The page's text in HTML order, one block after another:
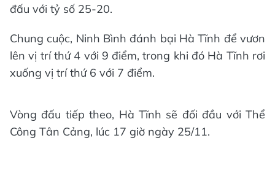
đấu với tỷ số 25-20.
Chung cuộc, Ninh Bình đánh bại Hà Tĩnh để vươn
lên vị trí thứ 4 với 9 điểm, trong khi đó Hà Tĩnh rơi
xuống vị trí thứ 6 với 7 điểm.
Vòng đấu tiếp theo, Hà Tĩnh sẽ đối đầu với Thể
Công Tân Cảng, lúc 17 giờ ngày 25/11.